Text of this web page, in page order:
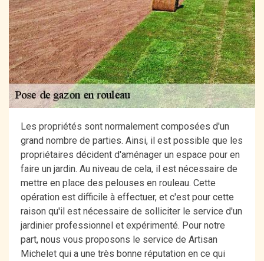
Les propriétés sont normalement composées d'un
grand nombre de parties. Ainsi, il est possible que les
propriétaires décident d'aménager un espace pour en
faire un jardin. Au niveau de cela, il est nécessaire de
mettre en place des pelouses en rouleau. Cette
opération est difficile à effectuer, et c'est pour cette
raison qu'il est nécessaire de solliciter le service d'un
jardinier professionnel et expérimenté. Pour notre
part, nous vous proposons le service de Artisan
Michelet qui a une très bonne réputation en ce qui